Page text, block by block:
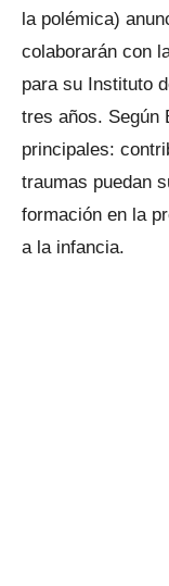
la polémica)
colaborarán con
para su Instituto
tres años. Según
principales:
traumas puedan
formación en la
a la infancia.